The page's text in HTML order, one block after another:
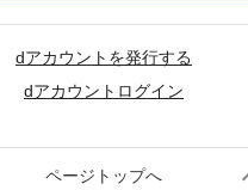
dアカウントを発行する
dアカウントログイン
ページトップへ